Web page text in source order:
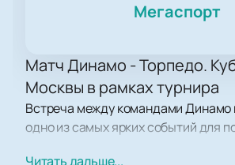
Мегаспорт
Матч Динамо - Торпедо.
Москвы в рамках турнира
Встреча между командами Динамо
одно из самых ярких событий для
Читать дальше...